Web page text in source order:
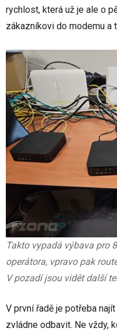
rychlost, která už je ale o
zákazníkovi do modemu a
Takto vypadá výbava pro
operátora, vpravo pak
V pozadí jsou vidět další
V první řadě je potřeba
zvládne odbavit. Ne vždy,